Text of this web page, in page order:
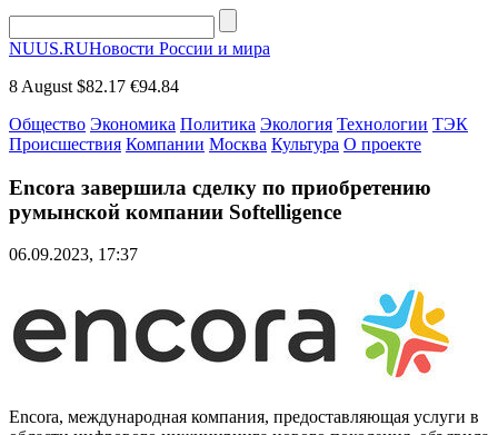
NUUS.RUНовости России и мира
8 August $82.17 €94.84
Общество Экономика Политика Экология Технологии ТЭК
Происшествия Компании Москва Культура О проекте
Encora завершила сделку по приобретению
румынской компании Softelligence
06.09.2023, 17:37
Encora, международная компания, предоставляющая услуги в